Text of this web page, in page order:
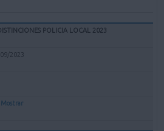
POLICIA LOCAL 2023
09/2023
Mostrar